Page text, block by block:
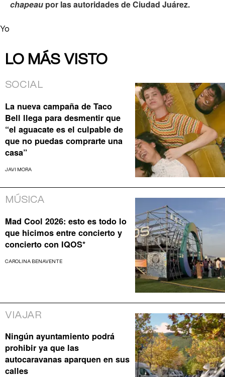
chapeau por las autoridades de Ciudad Juárez.
Yo
LO MÁS VISTO
SOCIAL
La nueva campaña de Taco
Bell llega para desmentir que
“el aguacate es el culpable de
que no puedas comprarte una
casa”
JAVI MORA
MÚSICA
Mad Cool 2026: esto es todo lo
que hicimos entre concierto y
concierto con IQOS*
CAROLINA BENAVENTE
VIAJAR
Ningún ayuntamiento podrá
prohibir ya que las
autocaravanas aparquen en sus
calles